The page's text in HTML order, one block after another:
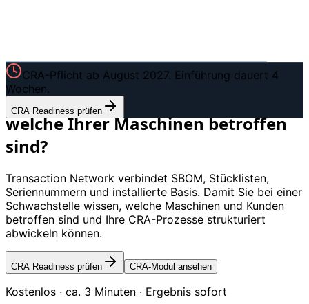
CRA-Pflicht ab August 2027. Einführung dauert 4
Wochen.
CRA Readiness prüfen
CYBER RESILIENCE ACT FÜR MASCHINENBAUER
Wissen Sie bei einer Schwachstelle,
welche Ihrer Maschinen betroffen
sind?
Transaction Network verbindet SBOM, Stücklisten,
Seriennummern und installierte Basis. Damit Sie bei einer
Schwachstelle wissen, welche Maschinen und Kunden
betroffen sind und Ihre CRA-Prozesse strukturiert
abwickeln können.
CRA Readiness prüfen CRA-Modul ansehen
Kostenlos · ca. 3 Minuten · Ergebnis sofort